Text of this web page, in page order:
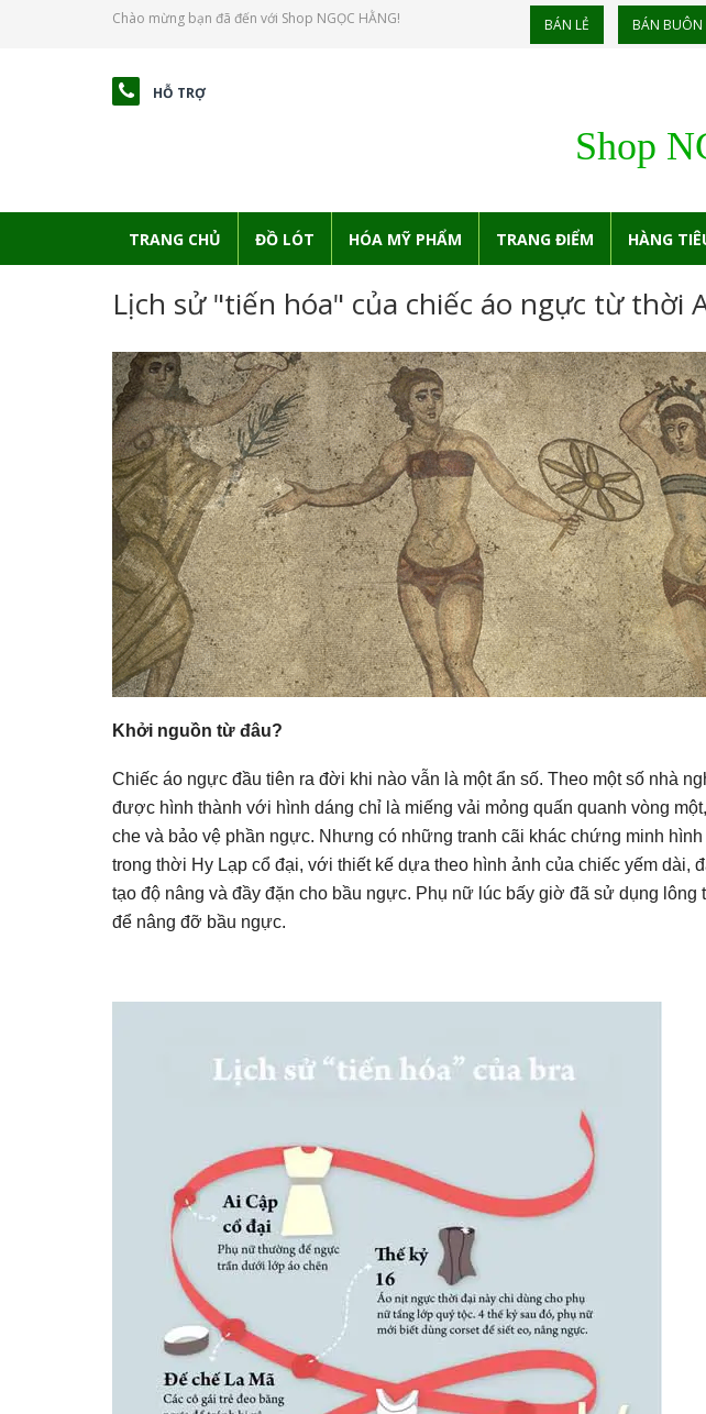
Chào mừng bạn đã đến với Shop NGỌC HẰNG! BÁN LẺ BÁN BUÔN
HỖ TRỢ
Shop
TRANG CHỦ ĐỒ LÓT HÓA MỸ PHẨM TRANG ĐIỂM HÀNG
Lịch sử "tiến hóa" của chiếc áo ngực từ thời
Khởi nguồn từ đâu?
Chiếc áo ngực đầu tiên ra đời khi nào vẫn là một ẩn số. Theo một số nhà
được hình thành với hình dáng chỉ là miếng vải mỏng quấn quanh vòng
che và bảo vệ phần ngực. Nhưng có những tranh cãi khác chứng minh
trong thời Hy Lạp cổ đại, với thiết kế dựa theo hình ảnh của chiếc yếm dài,
tạo độ nâng và đầy đặn cho bầu ngực. Phụ nữ lúc bấy giờ đã sử dụng lông
để nâng đỡ bầu ngực.